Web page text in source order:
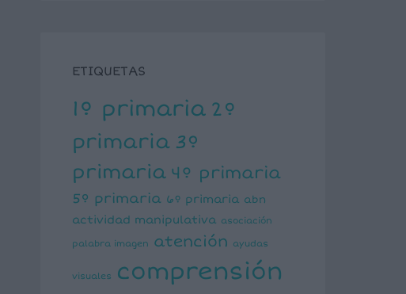
ETIQUETAS
1º primaria 2º
primaria 3º
primaria 4º primaria
5º primaria 6º primaria abn
actividad manipulativa asociación
palabra imagen atención ayudas
visuales
comprensión